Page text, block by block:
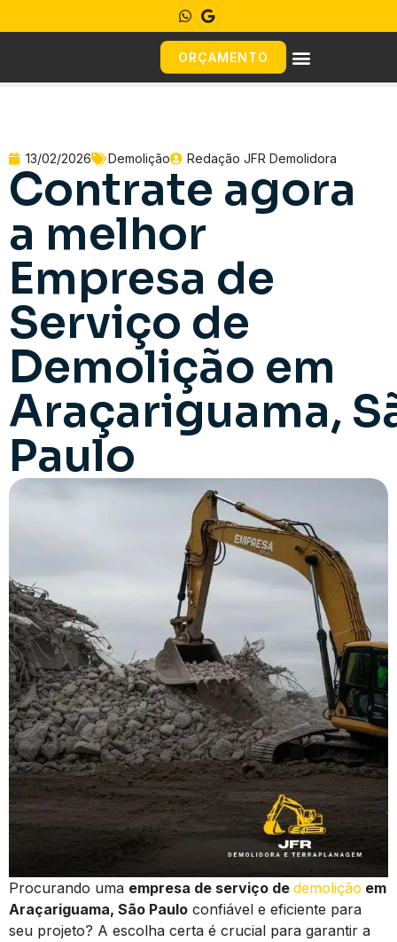
ORÇAMENTO
13/02/2026 Demolição Redação JFR Demolidora
Contrate agora
a melhor
Empresa de
Serviço de
Demolição em
Araçariguama,
Paulo
Procurando uma empresa de serviço de demolição em
Araçariguama, São Paulo confiável e eficiente para
seu projeto? A escolha certa é crucial para garantir a